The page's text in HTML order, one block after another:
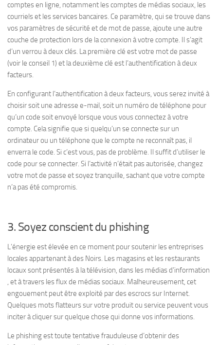
comptes en ligne, notamment les comptes de médias sociaux, les
courriels et les services bancaires. Ce paramètre, qui se trouve dans
vos paramètres de sécurité et de mot de passe, ajoute une autre
couche de protection lors de la connexion à votre compte. Il s’agit
d’un verrou à deux clés. La première clé est votre mot de passe
(voir le conseil 1) et la deuxième clé est l’authentification à deux
facteurs.
En configurant l’authentification à deux facteurs, vous serez invité à
choisir soit une adresse e-mail, soit un numéro de téléphone pour
qu’un code soit envoyé lorsque vous vous connectez à votre
compte. Cela signifie que si quelqu’un se connecte sur un
ordinateur ou un téléphone que le compte ne reconnaît pas, il
enverra le code. Si c’est vous, pas de problème. Il suffit d’utiliser le
code pour se connecter. Si l’activité n’était pas autorisée, changez
votre mot de passe et soyez tranquille, sachant que votre compte
n’a pas été compromis.
3. Soyez conscient du phishing
L’énergie est élevée en ce moment pour soutenir les entreprises
locales appartenant à des Noirs. Les magasins et les restaurants
locaux sont présentés à la télévision, dans les médias d’information
, et à travers les flux de médias sociaux. Malheureusement, cet
engouement peut être exploité par des escrocs sur Internet.
Quelques mots flatteurs sur votre produit ou service peuvent vous
inciter à cliquer sur quelque chose qui donne vos informations.
Le phishing est toute tentative frauduleuse d’obtenir des